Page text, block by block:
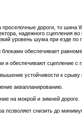
дороги, то шина
надежного сцепления
уровень шума при езде по
обеспечивает
и обеспечивают сцепление с
устойчивости к срыву
аквапланированию.
на мокрой и зимней дороге.
позволяет снизить до